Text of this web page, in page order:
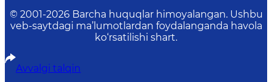
© 2001-2026 Barcha huquqlar himoyalangan. Ushbu
veb-saytdagi ma’lumotlardan foydalanganda havola
ko‘rsatilishi shart.
Avvalgi talqin